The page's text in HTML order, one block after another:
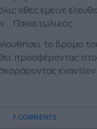
χθες έμεινε
Παναιτωλικός.
το δρόμο
προσφέροντας
7 COMMENTS